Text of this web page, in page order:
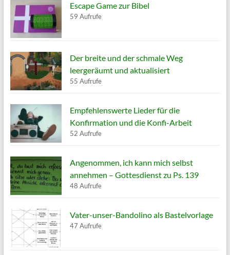
Escape Game zur Bibel
59 Aufrufe
Der breite und der schmale Weg
leergeräumt und aktualisiert
55 Aufrufe
Empfehlenswerte Lieder für die
Konfirmation und die Konfi-Arbeit
52 Aufrufe
Angenommen, ich kann mich selbst
annehmen – Gottesdienst zu Ps. 139
48 Aufrufe
Vater-unser-Bandolino als Bastelvorlage
47 Aufrufe